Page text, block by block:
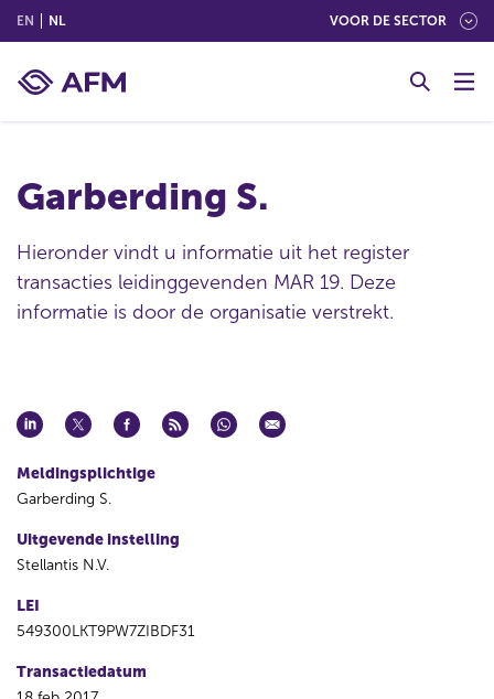
EN (ENGLISH)
NL(NEDERLANDS (NEDERLAND)) VOOR DE SECTOR
Garberding S.
Hieronder vindt u informatie uit het register
transacties leidinggevenden MAR 19. Deze
informatie is door de organisatie verstrekt.
Meldingsplichtige
Garberding S.
Uitgevende instelling
Stellantis N.V.
LEI
549300LKT9PW7ZIBDF31
Transactiedatum